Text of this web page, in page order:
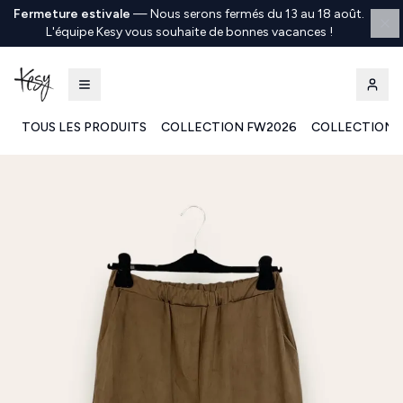
Fermeture estivale —Nous serons fermés du 13 au 18 août.
L'équipe Kesy vous souhaite de bonnes vacances !
TOUS LES PRODUITS COLLECTION FW2026 COLLECTION